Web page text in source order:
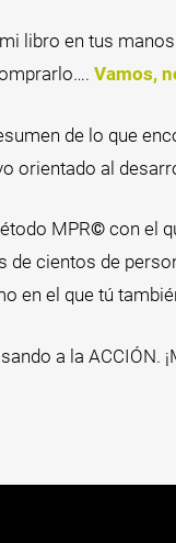
libro en tus
Vamos,
de lo que
orientado al
MPR© con el
cientos de
en el que tú
a la ACCIÓN.